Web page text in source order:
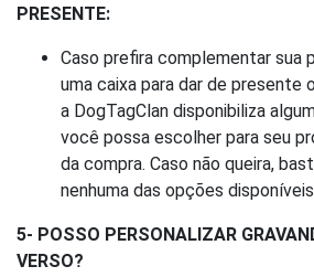
PRESENTE:
Caso prefira complementar sua
uma caixa para dar de presente
a DogTagClan disponibiliza
você possa escolher para seu
da compra. Caso não queira,
nenhuma das opções
5- POSSO PERSONALIZAR
VERSO?